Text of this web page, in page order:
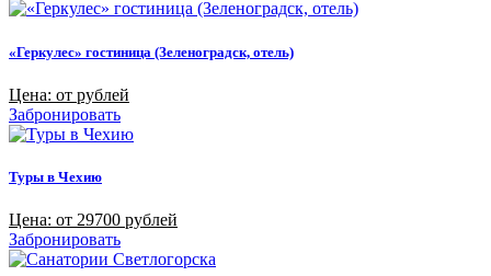
«Геркулес» гостиница (Зеленоградск, отель)
Цена: от рублей
Забронировать
Туры в Чехию
Цена: от 29700 рублей
Забронировать